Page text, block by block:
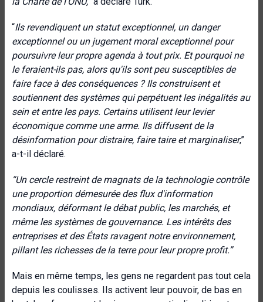
“Ils revendiquent un statut exceptionnel, un danger
exceptionnel ou un jugement moral exceptionnel pour
poursuivre leur propre agenda à tout prix. Et pourquoi ne
le feraient-ils pas, alors qu'ils sont peu susceptibles de
faire face à des conséquences ? Ils construisent et
soutiennent des systèmes qui perpétuent les inégalités au
sein et entre les pays. Certains utilisent leur levier
économique comme une arme. Ils diffusent de la
désinformation pour distraire, faire taire et marginaliser,”
a-t-il déclaré.
“Un cercle restreint de magnats de la technologie contrôle
une proportion démesurée des flux d'information
mondiaux, déformant le débat public, les marchés, et
même les systèmes de gouvernance. Les intérêts des
entreprises et des États ravagent notre environnement,
pillant les richesses de la terre pour leur propre profit.”
Mais en même temps, les gens ne regardent pas tout cela
depuis les coulisses. Ils activent leur pouvoir, de bas en